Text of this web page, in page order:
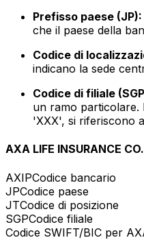
Prefisso paese (JP):
che il paese della
Codice di
indicano la sede
Codice di filiale
un ramo particolare.
'XXX', si riferiscono
AXA LIFE INSURANCE
AXIPCodice bancario
JPCodice paese
JTCodice di posizione
SGPCodice filiale
Codice SWIFT/BIC per